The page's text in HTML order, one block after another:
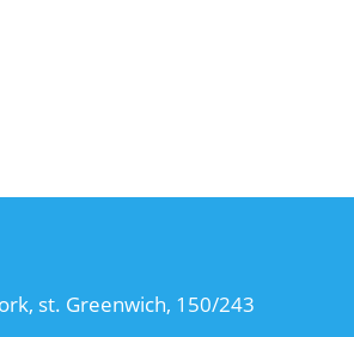
st. Greenwich, 150/243